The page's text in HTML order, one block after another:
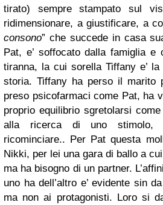
tirato) sempre stampato sul
ridimensionare, a giustificare, a
consono” che succede in casa
Pat, e’ soffocato dalla famiglia e
tiranna, la cui sorella Tiffany e’
storia. Tiffany ha perso il marito
preso psicofarmaci come Pat, ha
proprio equilibrio sgretolarsi come
alla ricerca di uno
ricominciare.. Per Pat questa
Nikki, per lei una gara di ballo a
ma ha bisogno di un partner.
uno ha dell’altro e’ evidente sin
ma non ai protagonisti. Loro si